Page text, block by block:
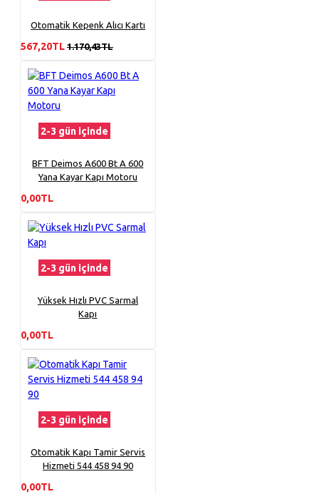
Otomatik Kepenk Alıcı Kartı
567,20TL 1.170,43TL
2-3 gün içinde
BFT Deimos A600 Bt A 600
Yana Kayar Kapı Motoru
0,00TL
2-3 gün içinde
Yüksek Hızlı PVC Sarmal
Kapı
0,00TL
2-3 gün içinde
Otomatik Kapı Tamir Servis
Hizmeti 544 458 94 90
0,00TL